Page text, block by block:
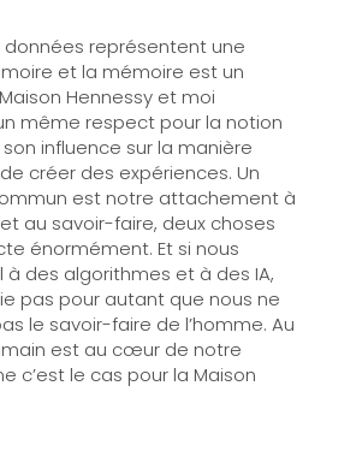
données représentent une
et la mémoire est un
Hennessy et moi
même respect pour la notion
influence sur la manière
créer des expériences. Un
est notre attachement à
au savoir-faire, deux choses
énormément. Et si nous
à des algorithmes et à des IA,
pas pour autant que nous ne
le savoir-faire de l’homme. Au
est au cœur de notre
c’est le cas pour la Maison